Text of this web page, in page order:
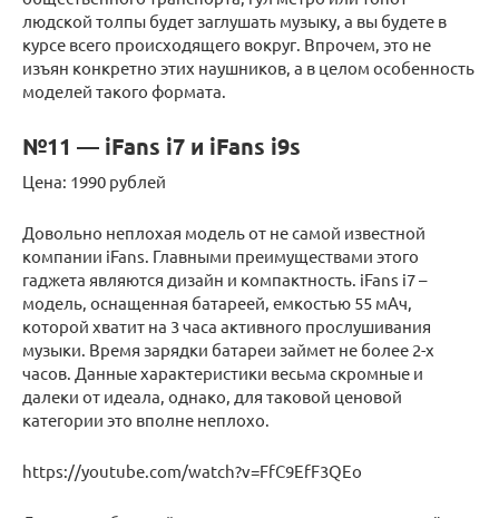
людской толпы будет заглушать музыку, а вы будете в
курсе всего происходящего вокруг. Впрочем, это не
изъян конкретно этих наушников, а в целом особенность
моделей такого формата.
№11 — iFans i7 и iFans i9s
Цена: 1990 рублей
Довольно неплохая модель от не самой известной
компании iFans. Главными преимуществами этого
гаджета являются дизайн и компактность. iFans i7 –
модель, оснащенная батареей, емкостью 55 мАч,
которой хватит на 3 часа активного прослушивания
музыки. Время зарядки батареи займет не более 2-х
часов. Данные характеристики весьма скромные и
далеки от идеала, однако, для таковой ценовой
категории это вполне неплохо.
https://youtube.com/watch?v=FfC9EfF3QEo